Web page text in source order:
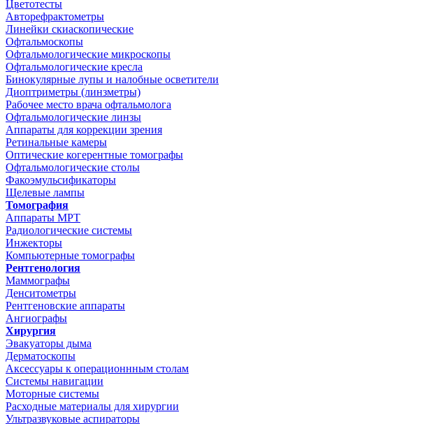
Цветотесты
Авторефрактометры
Линейки скиаскопические
Офтальмоскопы
Офтальмологические микроскопы
Офтальмологические кресла
Бинокулярные лупы и налобные осветители
Диоптриметры (линзметры)
Рабочее место врача офтальмолога
Офтальмологические линзы
Аппараты для коррекции зрения
Ретинальные камеры
Оптические когерентные томографы
Офтальмологические столы
Факоэмульсификаторы
Щелевые лампы
Томография
Аппараты МРТ
Радиологические системы
Инжекторы
Компьютерные томографы
Рентгенология
Маммографы
Денситометры
Рентгеновские аппараты
Ангиографы
Хирургия
Эвакуаторы дыма
Дерматоскопы
Аксессуары к операционнным столам
Системы навигации
Моторные системы
Расходные материалы для хирургии
Ультразвуковые аспираторы